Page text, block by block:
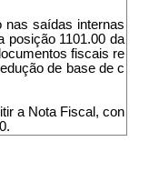
nas saídas internas
posição 1101.00 da
fiscais re
de base de c
a Nota Fiscal, con